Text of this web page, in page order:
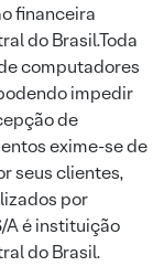
financeira
do Brasil.Toda
computadores
impedir
de
exime-se de
seus clientes,
por
A é instituição
do Brasil.